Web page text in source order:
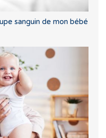
sanguin de mon bébé